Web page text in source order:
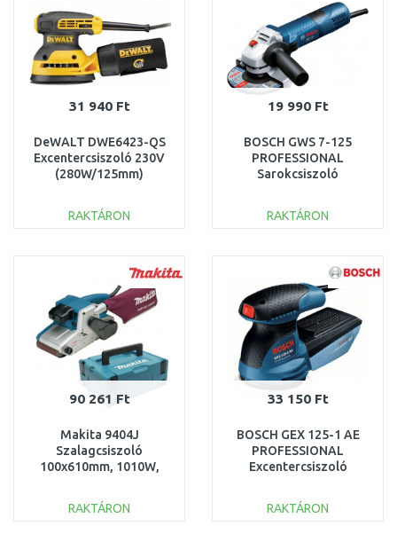
31 940 Ft
DeWALT DWE6423-QS
Excentercsiszoló 230V
(280W/125mm)
RAKTÁRON
Összehasonlítás
19 990 Ft
BOSCH GWS 7-125
PROFESSIONAL
Sarokcsiszoló
RAKTÁRON
Összehasonlítás
90 261 Ft
Makita 9404J
Szalagcsiszoló
100x610mm, 1010W,
RAKTÁRON
33 150 Ft
BOSCH GEX 125-1 AE
PROFESSIONAL
Excentercsiszoló
RAKTÁRON